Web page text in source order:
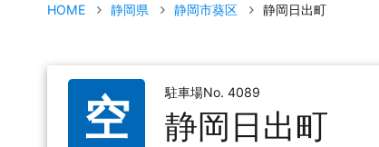
HOME 静岡県 静岡市葵区 静岡日出町
空 駐車場No. 4089
静岡日出町